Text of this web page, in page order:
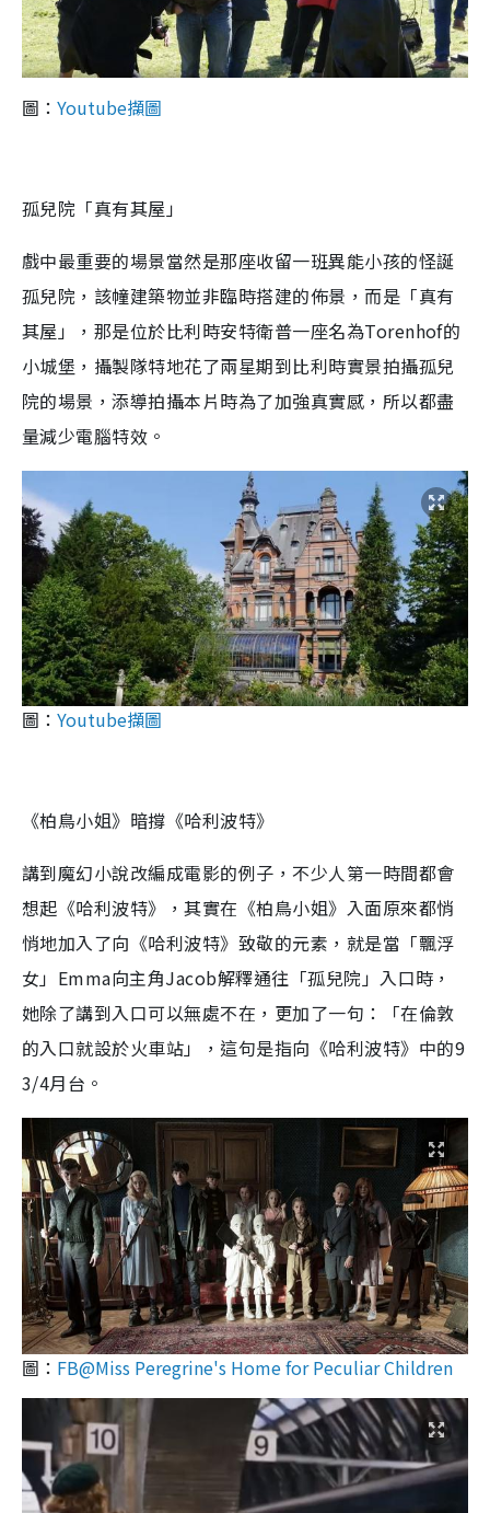
圖： Youtube擷圖
孤兒院「真有其屋」
戲中最重要的場景當然是那座收留一班異能小孩的怪誕
孤兒院，該幢建築物並非臨時搭建的佈景，而是「真有
其屋」，那是位於比利時安特衛普一座名為Torenhof的
小城堡，攝製隊特地花了兩星期到比利時實景拍攝孤兒
院的場景，添導拍攝本片時為了加強真實感，所以都盡
量減少電腦特效。
圖： Youtube擷圖
《柏鳥小姐》暗撐《哈利波特》
講到魔幻小說改編成電影的例子，不少人第一時間都會
想起《哈利波特》，其實在《柏鳥小姐》入面原來都悄
悄地加入了向《哈利波特》致敬的元素，就是當「飄浮
女」Emma向主角Jacob解釋通往「孤兒院」入口時，
她除了講到入口可以無處不在，更加了一句：「在倫敦
的入口就設於火車站」，這句是指向《哈利波特》中的9
3/4月台。
圖： FB@Miss Peregrine's Home for Peculiar Children